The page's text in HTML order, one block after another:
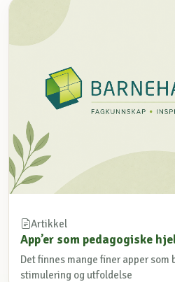
Artikkel
App’er som pedagogiske
Det finnes mange finer apper
stimulering og utfoldelse